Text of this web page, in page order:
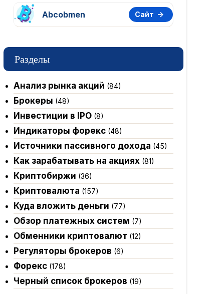
Abcobmen Сайт
Разделы
Анализ рынка акций (84)
Брокеры (48)
Инвестиции в IPO(8)
Индикаторы форекс(48)
Источники пассивного дохода (45)
Как зарабатывать на акциях(81)
Криптобиржи (36)
Криптовалюта (157)
Куда вложить деньги (77)
Обзор платежных систем (7)
Обменники криптовалют (12)
Регуляторы брокеров (6)
Форекс(178)
Черный список брокеров (19)